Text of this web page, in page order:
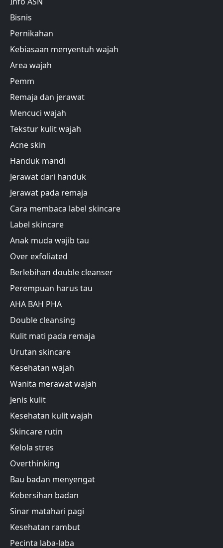
Bisnis
Pernikahan
Kebiasaan menyentuh wajah
Area wajah
Pemm
Remaja dan jerawat
Mencuci wajah
Tekstur kulit wajah
Acne skin
Handuk mandi
Jerawat dari handuk
Jerawat pada remaja
Cara membaca label skincare
Label skincare
Anak muda wajib tau
Over exfoliated
Berlebihan double cleanser
Perempuan harus tau
AHA BAH PHA
Double cleansing
Kulit mati pada remaja
Urutan skincare
Kesehatan wajah
Wanita merawat wajah
Jenis kulit
Kesehatan kulit wajah
Skincare rutin
Kelola stres
Overthinking
Bau badan menyengat
Kebersihan badan
Sinar matahari pagi
Kesehatan rambut
Pecinta laba-laba